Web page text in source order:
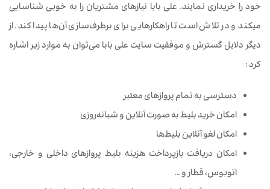
خود را خریداری نمایند. علی بابا نیازهای مشتریان را به خوبی شناسایی
می‎کند و در تلاش است تا راهکارهایی برای برطرف‌سازی آن‌ها پیدا کند. از
دیگر دلایل گسترش و موفقیت سایت علی بابا می‌توان به موارد زیر اشاره
کرد :
دسترسی به تمام پروازهای معتبر
امکان خرید بلیط به صورت آنلاین و شبانه‌روزی
امکان لغو آنلاین بلیط‌ها
امکان دریافت بازپرداخت هزینه بلیط پروازهای داخلی و خارجی،
اتوبوس، قطار و …